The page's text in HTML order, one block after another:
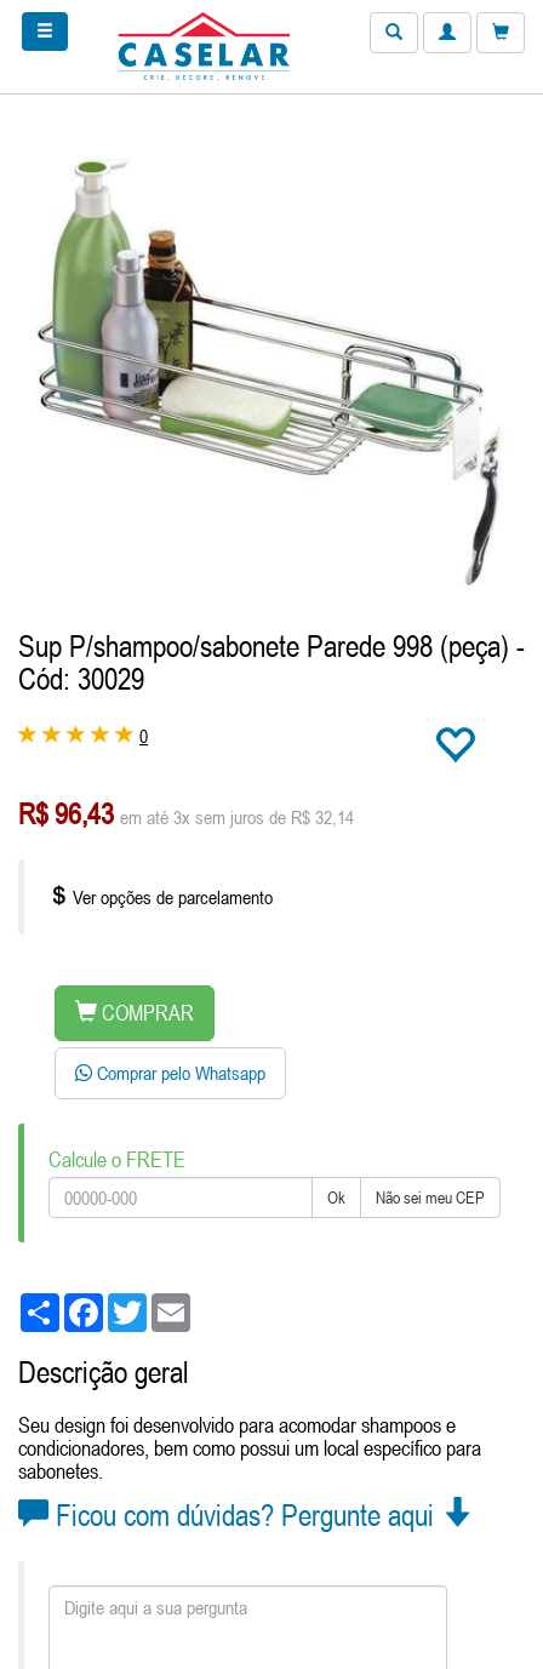
Sup P/shampoo/sabonete Parede 998 (peça) -
Cód: 30029
0
R$ 96,43 em até 3x sem juros de R$ 32,14
Ver opções de parcelamento
COMPRAR
Comprar pelo Whatsapp
Calcule o FRETE
Ok Não sei meu CEP
Share FacebookTwitter
Descrição geral
Seu design foi desenvolvido para acomodar shampoos e
condicionadores, bem como possui um local específico para
sabonetes.
Ficou com dúvidas? Pergunte aqui